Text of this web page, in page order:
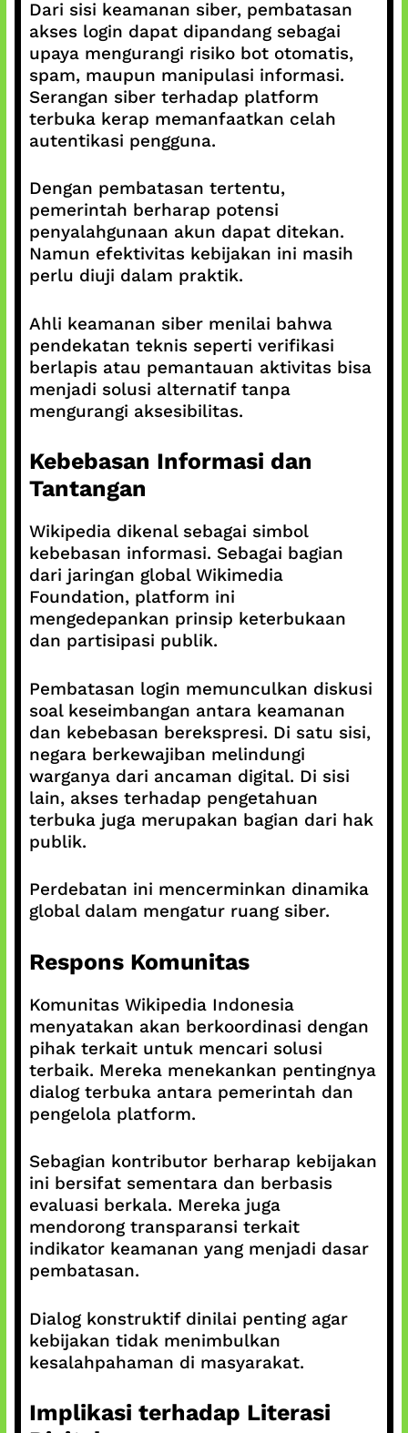
Dari sisi keamanan siber, pembatasan
akses login dapat dipandang sebagai
upaya mengurangi risiko bot otomatis,
spam, maupun manipulasi informasi.
Serangan siber terhadap platform
terbuka kerap memanfaatkan celah
autentikasi pengguna.
Dengan pembatasan tertentu,
pemerintah berharap potensi
penyalahgunaan akun dapat ditekan.
Namun efektivitas kebijakan ini masih
perlu diuji dalam praktik.
Ahli keamanan siber menilai bahwa
pendekatan teknis seperti verifikasi
berlapis atau pemantauan aktivitas bisa
menjadi solusi alternatif tanpa
mengurangi aksesibilitas.
Kebebasan Informasi dan
Tantangan
Wikipedia dikenal sebagai simbol
kebebasan informasi. Sebagai bagian
dari jaringan global Wikimedia
Foundation, platform ini
mengedepankan prinsip keterbukaan
dan partisipasi publik.
Pembatasan login memunculkan diskusi
soal keseimbangan antara keamanan
dan kebebasan berekspresi. Di satu sisi,
negara berkewajiban melindungi
warganya dari ancaman digital. Di sisi
lain, akses terhadap pengetahuan
terbuka juga merupakan bagian dari hak
publik.
Perdebatan ini mencerminkan dinamika
global dalam mengatur ruang siber.
Respons Komunitas
Komunitas Wikipedia Indonesia
menyatakan akan berkoordinasi dengan
pihak terkait untuk mencari solusi
terbaik. Mereka menekankan pentingnya
dialog terbuka antara pemerintah dan
pengelola platform.
Sebagian kontributor berharap kebijakan
ini bersifat sementara dan berbasis
evaluasi berkala. Mereka juga
mendorong transparansi terkait
indikator keamanan yang menjadi dasar
pembatasan.
Dialog konstruktif dinilai penting agar
kebijakan tidak menimbulkan
kesalahpahaman di masyarakat.
Implikasi terhadap Literasi